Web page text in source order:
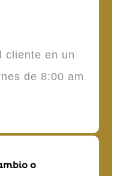
cliente en un
de 8:00 am
o